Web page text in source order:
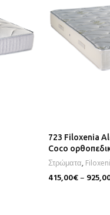
723 Filoxenia
Coco
Στρώματα,
415,00€–